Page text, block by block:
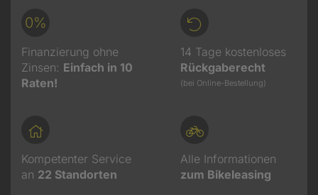
0%
Finanzierung ohne
Zinsen: Einfach in 10
Raten!
14 Tage kostenloses
Rückgaberecht
(bei Online-Bestellung)
Kompetenter Service
an 22 Standorten
Alle Informationen
zum Bikeleasing